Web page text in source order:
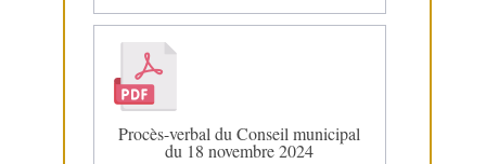
Procès-verbal du Conseil municipal
du 18 novembre 2024